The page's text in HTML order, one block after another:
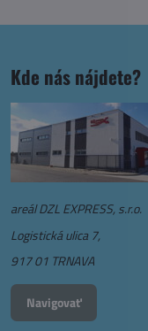
Kde nás nájdete?
areál DZL EXPRESS, s.r.o.
Logistická ulica 7,
917 01 TRNAVA
Navigovať